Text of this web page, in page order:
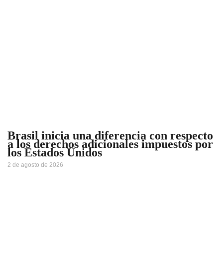
Brasil inicia una diferencia con respecto
a los derechos adicionales impuestos por
los Estados Unidos
2 de agosto de 2026